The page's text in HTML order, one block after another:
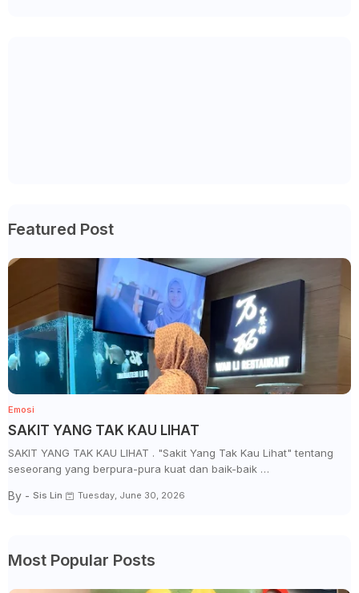
Featured Post
Emosi
SAKIT YANG TAK KAU LIHAT
SAKIT YANG TAK KAU LIHAT . "Sakit Yang Tak Kau Lihat" tentang
seseorang yang berpura-pura kuat dan baik-baik …
By - Sis Lin Tuesday, June 30, 2026
Most Popular Posts